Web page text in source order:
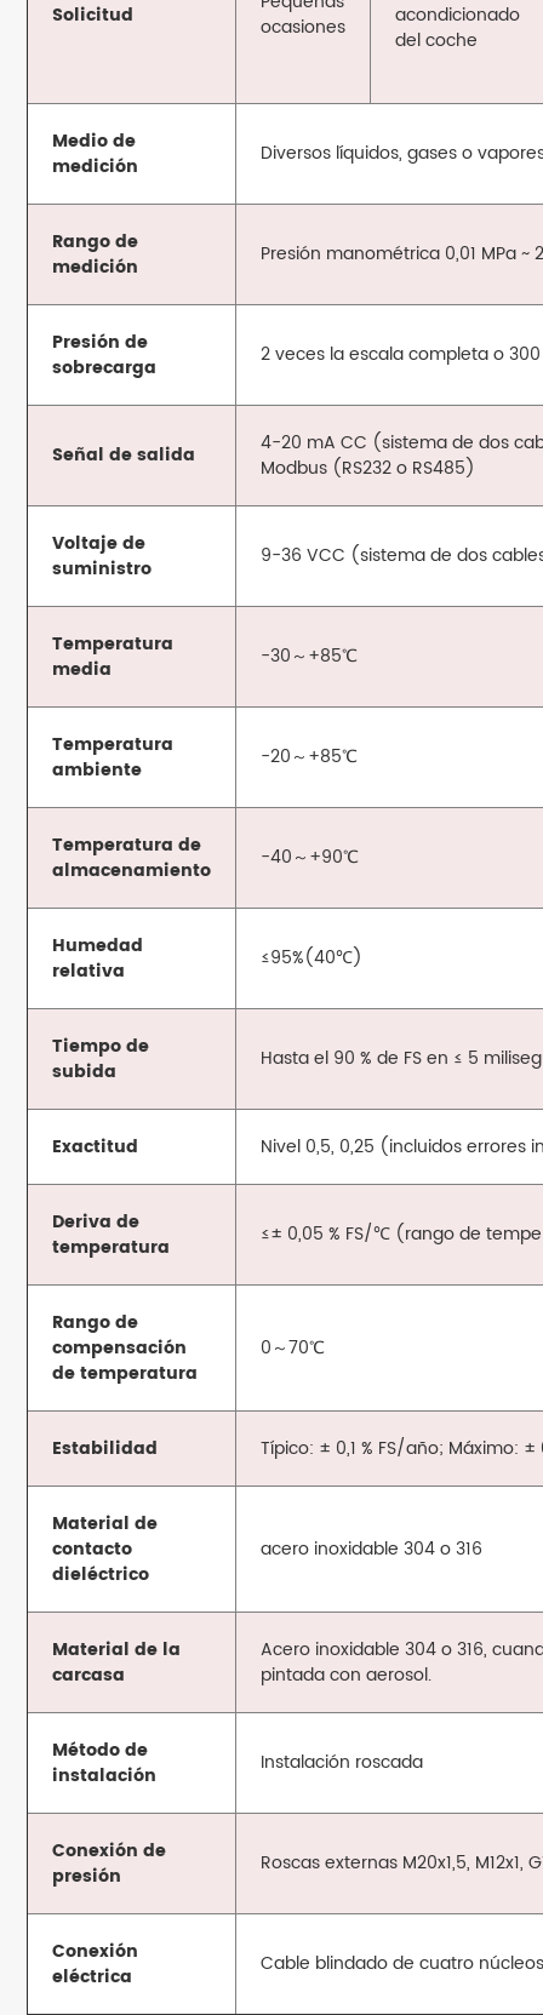
Solicitud
ocasiones
acondicionado
del coche
Medio de
medición
Diversos líquidos, gases o
Rango de
medición
Presión manométrica 0,01 MPa ~
Presión de
sobrecarga
2 veces la escala completa o
Señal de salida
4-20 mA CC (sistema de dos
Modbus (RS232 o RS485)
Voltaje de
suministro
9-36 VCC (sistema de dos
Temperatura
media
-30～+85℃
Temperatura
ambiente
-20～+85℃
Temperatura de
almacenamiento
-40～+90℃
Humedad
relativa
≤95%(40℃)
Tiempo de
subida
Hasta el 90 % de FS en ≤ 5
Exactitud Nivel 0,5, 0,25 (incluidos errores
Deriva de
temperatura
≤± 0,05 % FS/℃ (rango de
Rango de
compensación
de temperatura
0～70℃
Estabilidad Típico: ± 0,1 % FS/año; Máximo: ±
Material de
contacto
dieléctrico
acero inoxidable 304 o 316
Material de la
carcasa
Acero inoxidable 304 o 316,
pintada con aerosol.
Método de
instalación
Instalación roscada
Conexión de
presión
Roscas externas M20x1,5, M12x1,
Conexión
eléctrica
Cable blindado de cuatro